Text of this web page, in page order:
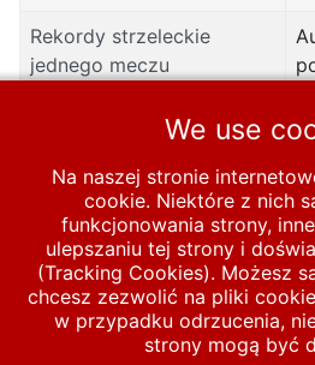
Rekordy strzeleckie
jednego meczu
Rekordy klubowe z
rywalami: 1927-2020/21
Start PIŁKA LIGOWA
We use
Na naszej stronie
cookie. Niektóre z nich
funkcjonowania strony,
ulepszaniu tej strony i
(Tracking Cookies). Możesz
chcesz zezwolić na pliki
w przypadku odrzucenia,
strony mogą być